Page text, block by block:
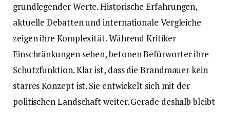
grundlegender Werte. Historische Erfahrungen,
aktuelle Debatten und internationale Vergleiche
zeigen ihre Komplexität. Während Kritiker
Einschränkungen sehen, betonen Befürworter ihre
Schutzfunktion. Klar ist, dass die Brandmauer kein
starres Konzept ist. Sie entwickelt sich mit der
politischen Landschaft weiter. Gerade deshalb bleibt